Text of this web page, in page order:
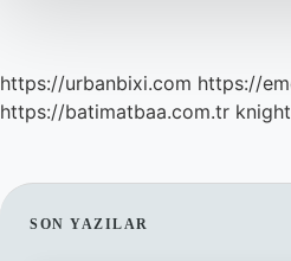
https://urbanbixi.com https://
https://batimatbaa.com.tr
SIDEBAR
SON YAZILAR